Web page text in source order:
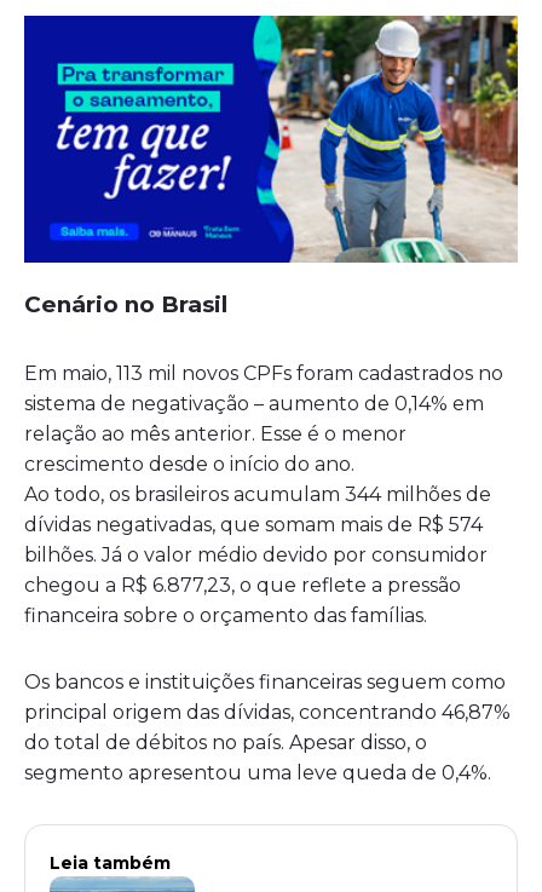
Cenário no Brasil
Em maio, 113 mil novos CPFs foram cadastrados no
sistema de negativação – aumento de 0,14% em
relação ao mês anterior. Esse é o menor
crescimento desde o início do ano.
Ao todo, os brasileiros acumulam 344 milhões de
dívidas negativadas, que somam mais de R$ 574
bilhões. Já o valor médio devido por consumidor
chegou a R$ 6.877,23, o que reflete a pressão
financeira sobre o orçamento das famílias.
Os bancos e instituições financeiras seguem como
principal origem das dívidas, concentrando 46,87%
do total de débitos no país. Apesar disso, o
segmento apresentou uma leve queda de 0,4%.
Leia também